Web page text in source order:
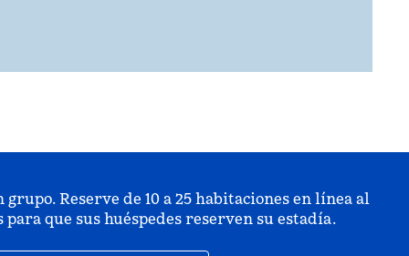
Reserve de 10 a 25 habitaciones en línea al
que sus huéspedes reserven su estadía.